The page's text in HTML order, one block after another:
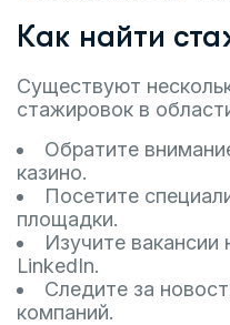
Как найти
Существуют
стажировок в
Обратите
казино.
Посетите
площадки.
Изучите
LinkedIn.
Следите за
компаний.